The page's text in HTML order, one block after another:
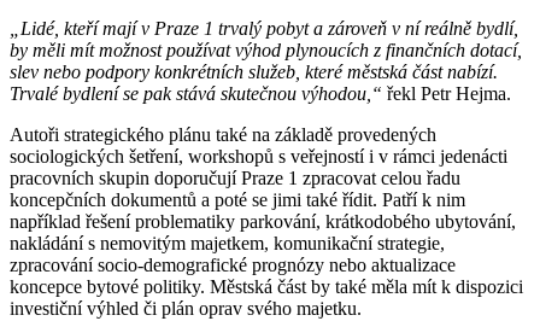
„Lidé, kteří mají v Praze 1 trvalý pobyt a zároveň v ní reálně bydlí,
by měli mít možnost používat výhod plynoucích z finančních dotací,
slev nebo podpory konkrétních služeb, které městská část nabízí.
Trvalé bydlení se pak stává skutečnou výhodou,“ řekl Petr Hejma.
Autoři strategického plánu také na základě provedených
sociologických šetření, workshopů s veřejností i v rámci jedenácti
pracovních skupin doporučují Praze 1 zpracovat celou řadu
koncepčních dokumentů a poté se jimi také řídit. Patří k nim
například řešení problematiky parkování, krátkodobého ubytování,
nakládání s nemovitým majetkem, komunikační strategie,
zpracování socio-demografické prognózy nebo aktualizace
koncepce bytové politiky. Městská část by také měla mít k dispozici
investiční výhled či plán oprav svého majetku.